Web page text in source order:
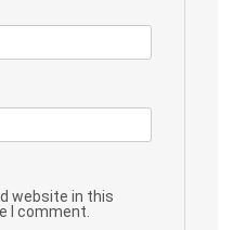
website in this
I comment.